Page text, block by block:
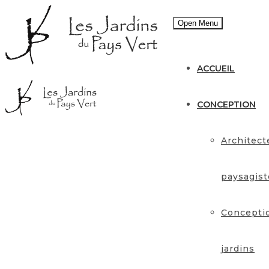
Open Menu
ACCUEIL
CONCEPTION
jardins